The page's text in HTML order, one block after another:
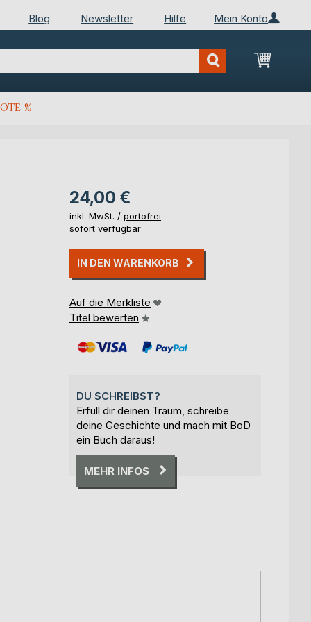
Mein Konto
Blog Newsletter Hilfe
Mein
%
24,00 €
inkl. MwSt. / portofrei
sofort verfügbar
IN DEN WARENKORB
Auf die Merkliste
Titel bewerten
DU SCHREIBST?
Erfüll dir deinen Traum, schreibe
deine Geschichte und mach mit BoD
ein Buch daraus!
MEHR INFOS